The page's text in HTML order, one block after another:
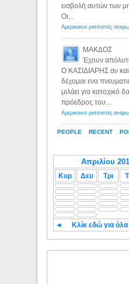
PEOPLE RECENT
εισβολή αυτών των
Οι...
ΜΑΚΔΟΣ
Έχουν
Ο ΚΑΣΙΔΙΑΡΗΣ αν και
δέχομαι ενα
μιλάει για κατοχικό
πρόεδρος του...
Κυρ Δευ Τρι
◄ Κλίκ εδώ για